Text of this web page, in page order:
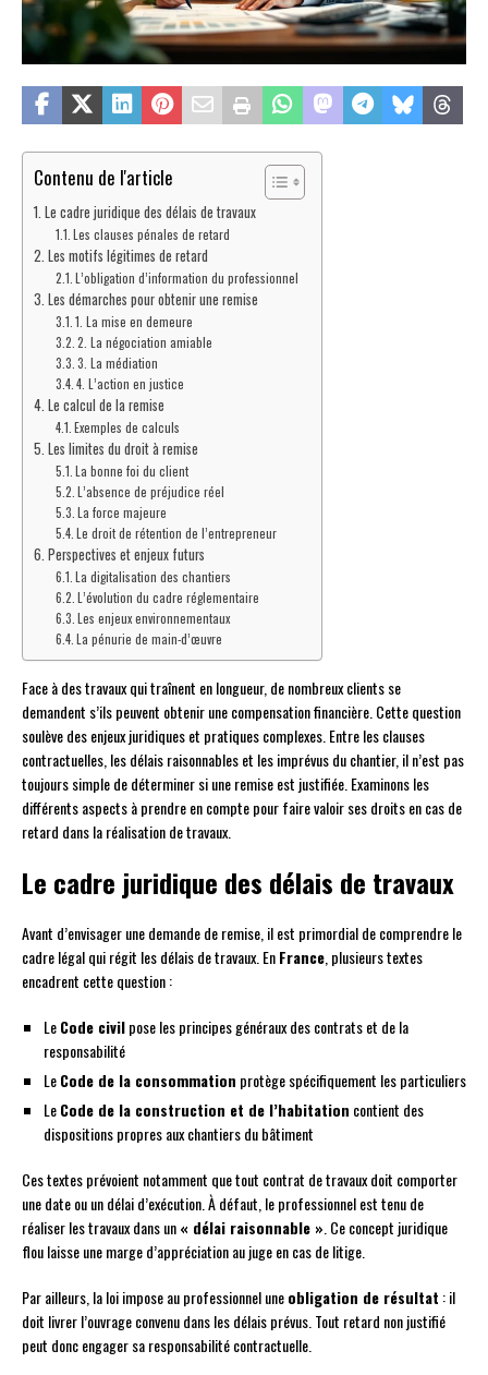
Contenu de l'article
Le cadre juridique des délais de travaux
Les clauses pénales de retard
Les motifs légitimes de retard
L’obligation d’information du professionnel
Les démarches pour obtenir une remise
1. La mise en demeure
2. La négociation amiable
3. La médiation
4. L’action en justice
Le calcul de la remise
Exemples de calculs
Les limites du droit à remise
La bonne foi du client
L’absence de préjudice réel
La force majeure
Le droit de rétention de l’entrepreneur
Perspectives et enjeux futurs
La digitalisation des chantiers
L’évolution du cadre réglementaire
Les enjeux environnementaux
La pénurie de main-d’œuvre
Face à des travaux qui traînent en longueur, de nombreux clients se
demandent s’ils peuvent obtenir une compensation financière. Cette question
soulève des enjeux juridiques et pratiques complexes. Entre les clauses
contractuelles, les délais raisonnables et les imprévus du chantier, il n’est pas
toujours simple de déterminer si une remise est justifiée. Examinons les
différents aspects à prendre en compte pour faire valoir ses droits en cas de
retard dans la réalisation de travaux.
Le cadre juridique des délais de travaux
Avant d’envisager une demande de remise, il est primordial de comprendre le
cadre légal qui régit les délais de travaux. EnFrance , plusieurs textes
encadrent cette question :
LeCode civilpose les principes généraux des contrats et de la
responsabilité
LeCode de la consommation protège spécifiquement les particuliers
LeCode de la construction et de l’habitation contient des
dispositions propres aux chantiers du bâtiment
Ces textes prévoient notamment que tout contrat de travaux doit comporter
une date ou un délai d’exécution. À défaut, le professionnel est tenu de
réaliser les travaux dans un« délai raisonnable » . Ce concept juridique
flou laisse une marge d’appréciation au juge en cas de litige.
Par ailleurs, la loi impose au professionnel uneobligation de résultat : il
doit livrer l’ouvrage convenu dans les délais prévus. Tout retard non justifié
peut donc engager sa responsabilité contractuelle.